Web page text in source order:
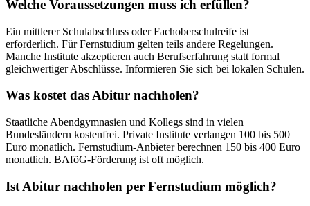
Welche Voraussetzungen muss ich erfüllen?
Ein mittlerer Schulabschluss oder Fachoberschulreife ist
erforderlich. Für Fernstudium gelten teils andere Regelungen.
Manche Institute akzeptieren auch Berufserfahrung statt formal
gleichwertiger Abschlüsse. Informieren Sie sich bei lokalen Schulen.
Was kostet das Abitur nachholen?
Staatliche Abendgymnasien und Kollegs sind in vielen
Bundesländern kostenfrei. Private Institute verlangen 100 bis 500
Euro monatlich. Fernstudium-Anbieter berechnen 150 bis 400 Euro
monatlich. BAföG-Förderung ist oft möglich.
Ist Abitur nachholen per Fernstudium möglich?